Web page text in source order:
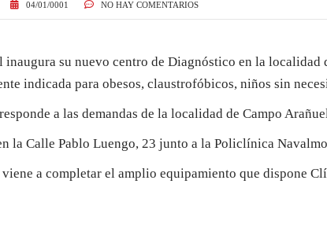
04/01/0001 NO HAY COMENTARIOS
su nuevo centro de Diagnóstico en la
indicada para obesos, claustrofóbicos, niños sin
a las demandas de la localidad de Campo
la Calle Pablo Luengo, 23 junto a la Policlínica
a completar el amplio equipamiento que dispone